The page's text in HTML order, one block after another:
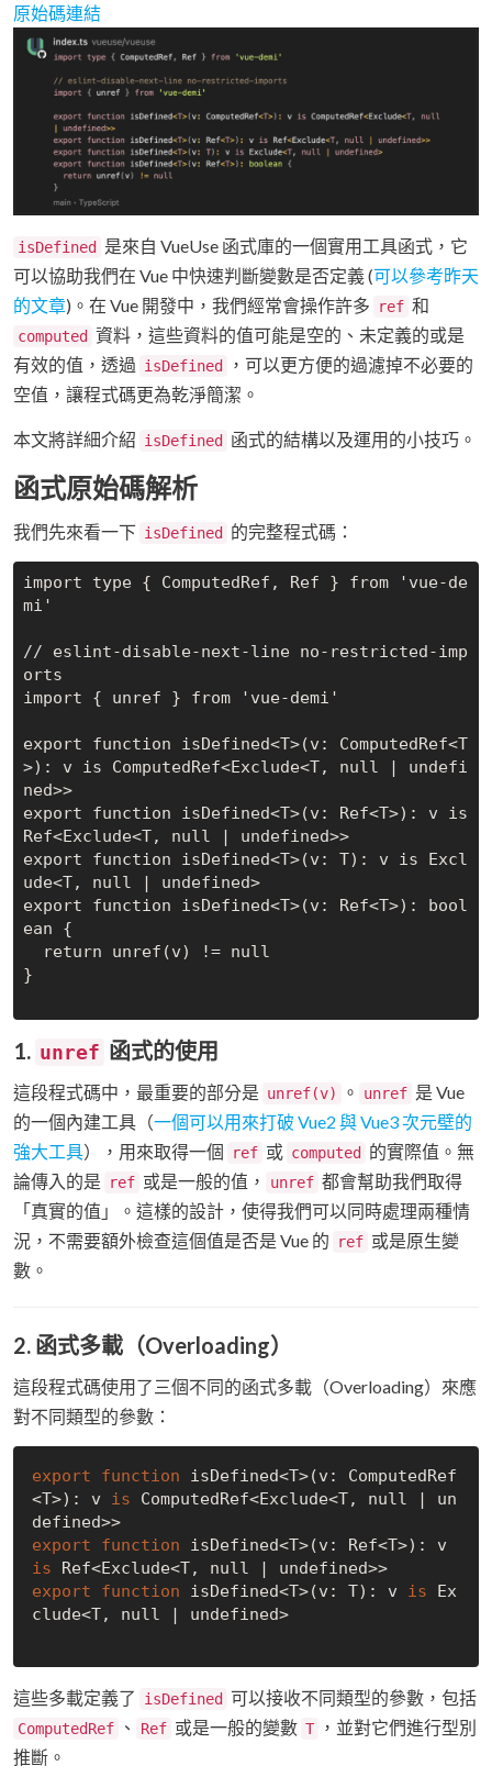
原始碼連結
isDefined
是來自 VueUse 函式庫的一個實用工具函式，它
可以協助我們在 Vue 中快速判斷變數是否定義 (可以參考昨天
的文章)。在 Vue 開發中，我們經常會操作許多 ref 和
computed 資料，這些資料的值可能是空的、未定義的或是
有效的值，透過 isDefined
，可以更方便的過濾掉不必要的
空值，讓程式碼更為乾淨簡潔。
本文將詳細介紹 isDefined 函式的結構以及運用的小技巧。
函式原始碼解析
我們先來看一下 isDefined 的完整程式碼：
import type { ComputedRef, Ref } from 'vue-de
mi'
// eslint-disable-next-line no-restricted-imp
orts
import { unref } from 'vue-demi'
export function isDefined<T>(v: ComputedRef<T
>): v is ComputedRef<Exclude<T, null | undefi
ned>>
export function isDefined<T>(v: Ref<T>): v is
Ref<Exclude<T, null | undefined>>
export function isDefined<T>(v: T): v is Excl
ude<T, null | undefined>
export function isDefined<T>(v: Ref<T>): bool
ean {
}
1. unref 函式的使用
這段程式碼中，最重要的部分是 unref(v) 。 unref 是 Vue
的一個內建工具（一個可以用來打破 Vue2 與 Vue3 次元壁的
強大工具），用來取得一個 ref 或 computed
的實際值。無
論傳入的是
ref 或是一般的值， unref 都會幫助我們取得
「真實的值」。這樣的設計，使得我們可以同時處理兩種情
況，不需要額外檢查這個值是否是 Vue 的
ref 或是原生變
數。
2. 函式多載（Overloading）
這段程式碼使用了三個不同的函式多載（Overloading）來應
對不同類型的參數：
export function isDefined<T>(v: ComputedRef
<T>): v is ComputedRef<Exclude<T, null | un
defined
>>
export
function
is Ref<Exclude<T, null | undefined
>>
export
function isDefined<T>(v: T): v is Ex
clude<T, null | undefined>
這些多載定義了 isDefined 可以接收不同類型的參數，包括
ComputedRef 、 Ref 或是一般的變數 T
，並對它們進行型別
推斷。